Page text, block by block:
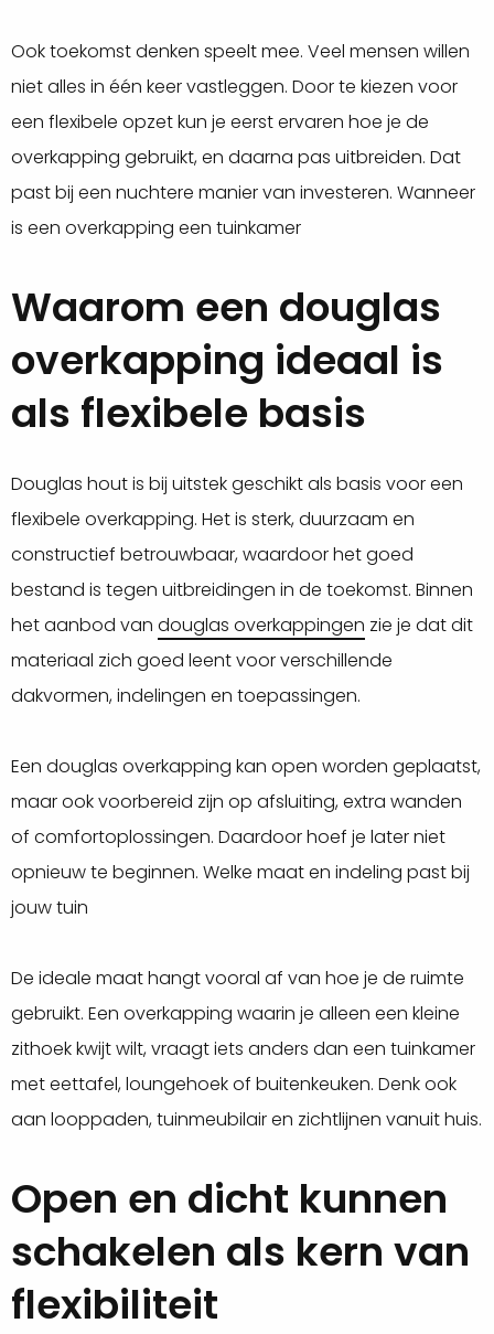
Ook toekomst denken speelt mee. Veel mensen willen
niet alles in één keer vastleggen. Door te kiezen voor
een flexibele opzet kun je eerst ervaren hoe je de
overkapping gebruikt, en daarna pas uitbreiden. Dat
past bij een nuchtere manier van investeren. Wanneer
is een overkapping een tuinkamer
Waarom een douglas
overkapping ideaal is
als flexibele basis
Douglas hout is bij uitstek geschikt als basis voor een
flexibele overkapping. Het is sterk, duurzaam en
constructief betrouwbaar, waardoor het goed
bestand is tegen uitbreidingen in de toekomst. Binnen
het aanbod van douglas overkappingen zie je dat dit
materiaal zich goed leent voor verschillende
dakvormen, indelingen en toepassingen.
Een douglas overkapping kan open worden geplaatst,
maar ook voorbereid zijn op afsluiting, extra wanden
of comfortoplossingen. Daardoor hoef je later niet
opnieuw te beginnen. Welke maat en indeling past bij
jouw tuin
De ideale maat hangt vooral af van hoe je de ruimte
gebruikt. Een overkapping waarin je alleen een kleine
zithoek kwijt wilt, vraagt iets anders dan een tuinkamer
met eettafel, loungehoek of buitenkeuken. Denk ook
aan looppaden, tuinmeubilair en zichtlijnen vanuit huis.
Open en dicht kunnen
schakelen als kern van
flexibiliteit